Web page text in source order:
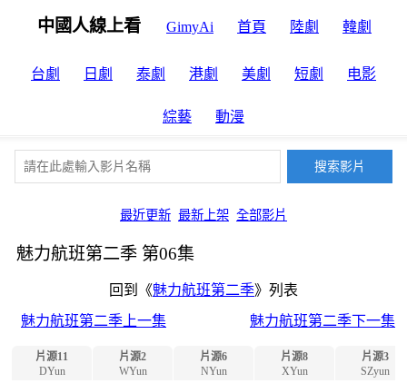
中國人線上看 GimyAi 首頁 陸劇 韓劇
台劇 日劇 泰劇 港劇 美劇 短劇 电影
綜藝 動漫
最近更新 最新上架 全部影片
魅力航班第二季 第06集
回到《魅力航班第二季》列表
魅力航班第二季上一集
魅力航班第二季下一集
片源11
DYun
片源2
WYun
片源6
NYun
片源8
XYun
片源3
SZyun